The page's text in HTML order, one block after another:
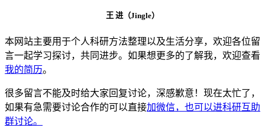
王 进（Jingle）
本网站主要用于个人科研方法整理以及生活分享，欢迎各位留
言一起学习探讨，共同进步。如果想更多的了解我，欢迎查看
我的简历。
很多留言不能及时给大家回复讨论，深感歉意！现在太忙了，
如果有急需要讨论合作的可以直接加微信，也可以进科研互助
群讨论。